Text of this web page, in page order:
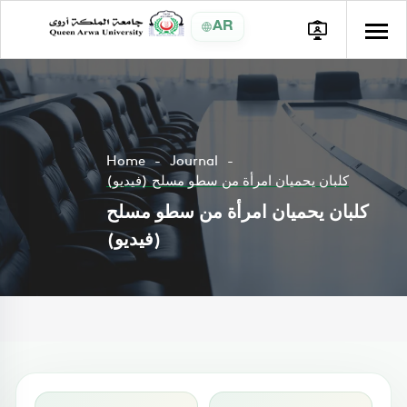
AR
Home
Journal
كلبان يحميان امرأة من سطو مسلح (فيديو)
كلبان يحميان امرأة من سطو مسلح
(فيديو)